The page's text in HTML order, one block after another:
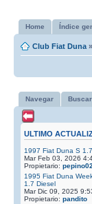
Home Índice
Club Fiat Duna »
Navegar Buscar
ULTIMO
1997 Fiat Duna S
Mar Feb 03, 2026
Propietario:
1995 Fiat Duna
1.7 Diesel
Mar Dic 09, 2025
Propietario: pandito